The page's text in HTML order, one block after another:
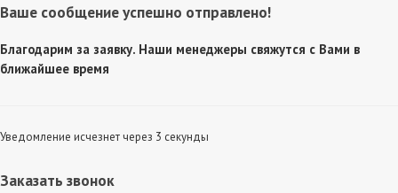
Ваше сообщение успешно отправлено!
Благодарим за заявку. Наши менеджеры свяжутся с Вами в
ближайшее время
Уведомление исчезнет через 3 секунды
Заказать звонок